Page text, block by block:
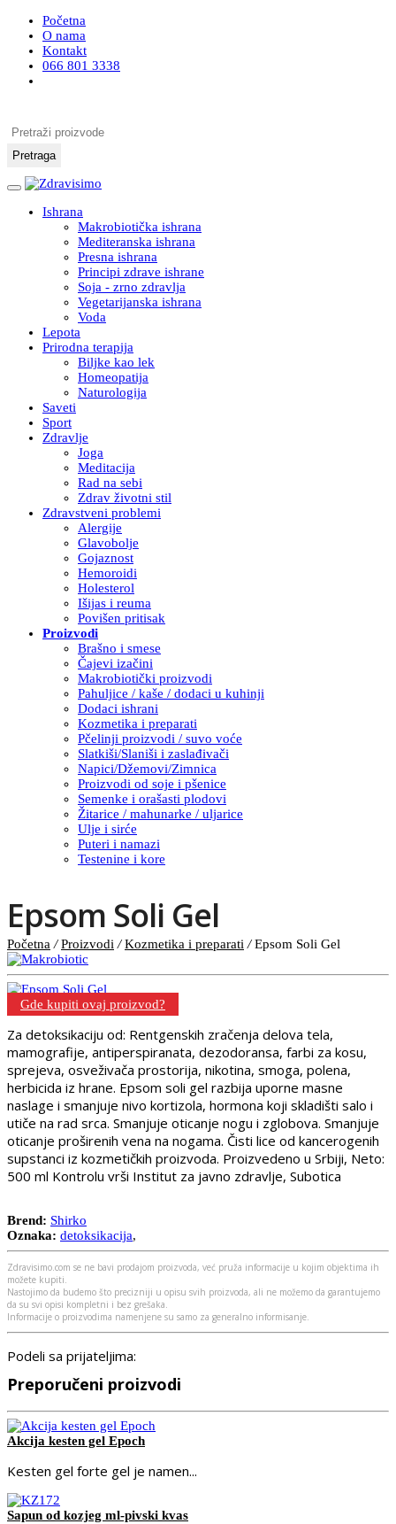
Početna
O nama
Kontakt
066 801 3338
Pretraga
Ishrana
Makrobiotička ishrana
Mediteranska ishrana
Presna ishrana
Principi zdrave ishrane
Soja - zrno zdravlja
Vegetarijanska ishrana
Voda
Lepota
Prirodna terapija
Biljke kao lek
Homeopatija
Naturologija
Saveti
Sport
Zdravlje
Joga
Meditacija
Rad na sebi
Zdrav životni stil
Zdravstveni problemi
Alergije
Glavobolje
Gojaznost
Hemoroidi
Holesterol
Išijas i reuma
Povišen pritisak
Proizvodi
Brašno i smese
Čajevi izačini
Makrobiotički proizvodi
Pahuljice / kaše / dodaci u kuhinji
Dodaci ishrani
Kozmetika i preparati
Pčelinji proizvodi / suvo voće
Slatkiši/Slaniši i zaslađivači
Napici/Džemovi/Zimnica
Proizvodi od soje i pšenice
Semenke i orašasti plodovi
Žitarice / mahunarke / uljarice
Ulje i sirće
Puteri i namazi
Testenine i kore
Epsom Soli Gel
Početna / Proizvodi / Kozmetika i preparati /Epsom Soli Gel
Gde kupiti ovaj proizvod?
Za detoksikaciju od: Rentgenskih zračenja delova tela,
mamografije, antiperspiranata, dezodoransa, farbi za kosu,
sprejeva, osveživača prostorija, nikotina, smoga, polena,
herbicida iz hrane. Epsom soli gel razbija uporne masne
naslage i smanjuje nivo kortizola, hormona koji skladišti salo i
utiče na rad srca. Smanjuje oticanje nogu i zglobova. Smanjuje
oticanje proširenih vena na nogama. Čisti lice od kancerogenih
supstanci iz kozmetičkih proizvoda. Proizvedeno u Srbiji, Neto:
500 ml Kontrolu vrši Institut za javno zdravlje, Subotica
Brend: Shirko
Oznaka: detoksikacija,
Zdravisimo.com se ne bavi prodajom proizvoda, već pruža informacije u kojim objektima ih
možete kupiti.
Nastojimo da budemo što precizniji u opisu svih proizvoda, ali ne možemo da garantujemo
da su svi opisi kompletni i bez grešaka.
Informacije o proizvodima namenjene su samo za generalno informisanje.
Podeli sa prijateljima:
Preporučeni proizvodi
Akcija kesten gel Epoch
Kesten gel forte gel je namen...
Sapun od kozjeg ml-pivski kvas